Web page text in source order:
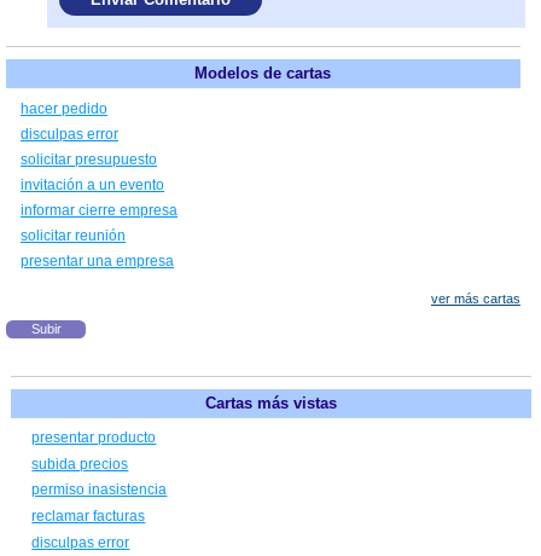
Modelos de cartas
hacer pedido
disculpas error
solicitar presupuesto
invitación a un evento
informar cierre empresa
solicitar reunión
presentar una empresa
ver más cartas
Subir
Cartas más vistas
presentar producto
subida precios
permiso inasistencia
reclamar facturas
disculpas error